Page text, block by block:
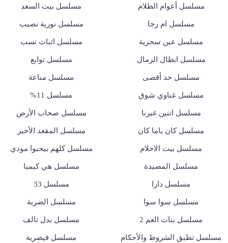
مسلسل أعوام الظلام مسلسل بيت السعد
مسلسل ام رجا مسلسل نورية نصيب
مسلسل عين سحرية مسلسل اثبات نسب
مسلسل ابطال الرمال مسلسل توابع
مسلسل حد أقصى مسلسل مناعة
مسلسل غناوي شوق مسلسل 11%
مسلسل اتنين غيرنا مسلسل صحاب الأرض
مسلسل كان ياما كان مسلسل المقعد الأخير
مسلسل بيت الاحلام مسلسل كلهم بيحبوا مودي
مسلسل المصيدة مسلسل هي كيميا
مسلسل دارا مسلسل 33
مسلسل سوا سوا مسلسل الضربة
مسلسل بنات العم 2 مسلسل بدل تالف
مسلسل تطبق الشروط والأحكام مسلسل قيصرية